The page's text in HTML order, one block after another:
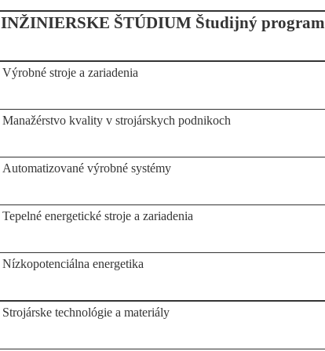
INŽINIERSKE ŠTÚDIUM Študijný program
Výrobné stroje a zariadenia
Manažérstvo kvality v strojárskych podnikoch
Automatizované výrobné systémy
Tepelné energetické stroje a zariadenia
Nízkopotenciálna energetika
Strojárske technológie a materiály